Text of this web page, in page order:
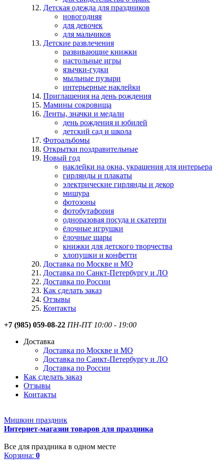
Детская одежда для праздников
новогодняя
для девочек
для мальчиков
Детские развлечения
развивающие книжки
настольные игры
язычки-гудки
мыльные пузыри
интерьерные наклейки
Приглашения на день рождения
Мамины сокровища
Ленты, значки и медали
день рождения и юбилей
детский сад и школа
Фотоальбомы
Открытки поздравительные
Новый год
наклейки на окна, украшения для интерьера
гирлянды и плакаты
электрические гирлянды и декор
мишура
фотозоны
фотобутафория
одноразовая посуда и скатерти
ёлочные игрушки
ёлочные шары
книжки для детского творчества
хлопушки и конфетти
Доставка по Москве и МО
Доставка по Санкт-Петербургу и ЛО
Доставка по России
Как сделать заказ
Отзывы
Контакты
+7 (985) 059-08-22 ПН-ПТ 10:00 - 19:00
Доставка
Доставка по Москве и МО
Доставка по Санкт-Петербургу и ЛО
Доставка по России
Как сделать заказ
Отзывы
Контакты
Мишкин праздник
Интернет-магазин товаров для праздника
Все для праздника в одном месте
Корзина: 0